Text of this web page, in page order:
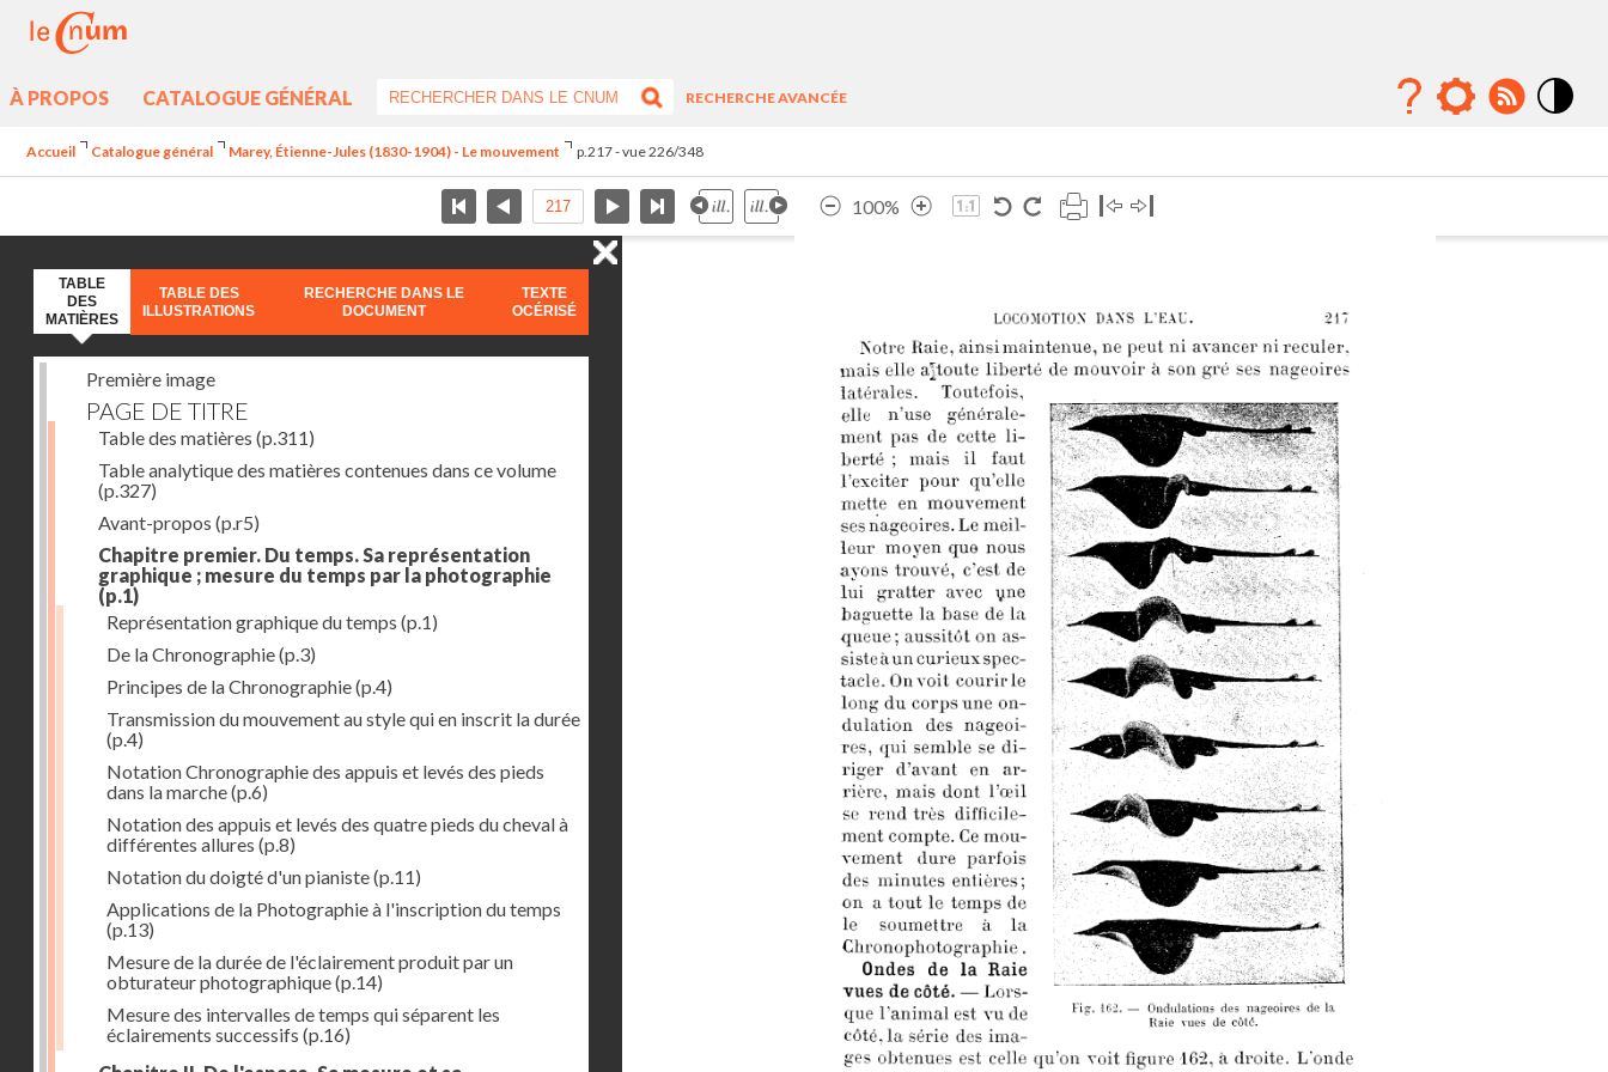
À PROPOS CATALOGUE GÉNÉRAL
RECHERCHE AVANCÉE
Accueil Catalogue général Marey, Étienne-Jules (1830-1904) - Le mouvement p.217 - vue 226/348
100%
TABLE
DES
MATIÈRES
TABLE DES
ILLUSTRATIONS
RECHERCHE DANS LE
DOCUMENT
TEXTE
OCÉRISÉ
Première image
PAGE DE TITRE
Table des matières (p.311)
Table analytique des matières contenues dans ce volume
(p.327)
Avant-propos (p.r5)
Chapitre premier. Du temps. Sa représentation
graphique ; mesure du temps par la photographie
(p.1)
Représentation graphique du temps (p.1)
De la Chronographie(p.3)
Principes de la Chronographie(p.4)
Transmission du mouvement au style qui en inscrit la durée
(p.4)
Notation Chronographie des appuis et levés des pieds
dans la marche(p.6)
Notation des appuis et levés des quatre pieds du cheval à
différentes allures (p.8)
Notation du doigté d'un pianiste(p.11)
Applications de la Photographie à l'inscription du temps
(p.13)
Mesure de la durée de l'éclairement produit par un
obturateur photographique(p.14)
Mesure des intervalles de temps qui séparent les
éclairements successifs (p.16)